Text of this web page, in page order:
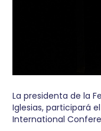
La presidenta de la
Iglesias, participará
International